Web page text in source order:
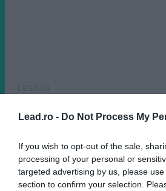
Lead.ro - Do Not Process My
If you wish to opt-out of the sale,
processing of your personal or
targeted advertising by us, please
section to confirm your selection.